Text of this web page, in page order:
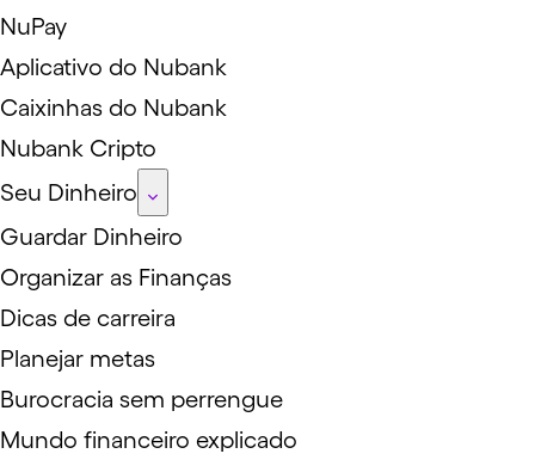
NuPay
Aplicativo do Nubank
Caixinhas do Nubank
Nubank Cripto
Seu Dinheiro
Guardar Dinheiro
Organizar as Finanças
Dicas de carreira
Planejar metas
Burocracia sem perrengue
Mundo financeiro explicado